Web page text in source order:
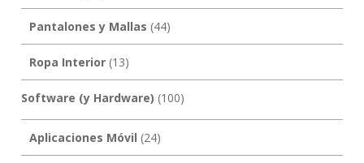
Pantalones y Mallas (44)
Ropa Interior(13)
Software (y Hardware) (100)
Aplicaciones Móvil (24)